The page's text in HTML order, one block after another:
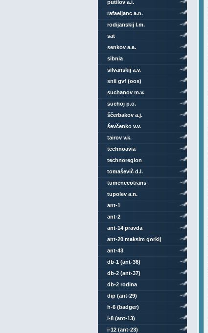
putilov a.i.
rafaeljanc a.n.
rodijanskij l.m.
sat
senkov a.a.
sibnia
silvanskij a.v.
snii gvf (oos)
suchanov m.v.
suchoj p.o.
ščerbakov a.j.
ševčenko v.v.
tairov v.k.
technoavia
technoregion
tomaševič d.l.
tumenecotrans
tupolev a.n.
ant-1
ant-2
ant-14 pravda
ant-20 maksim gorkij
ant-43
db-1 (ant-36)
db-2 (ant-37)
db-2 rodina
dip (ant-29)
h-6 (badger)
i-8 (ant-13)
i-12 (ant-23)